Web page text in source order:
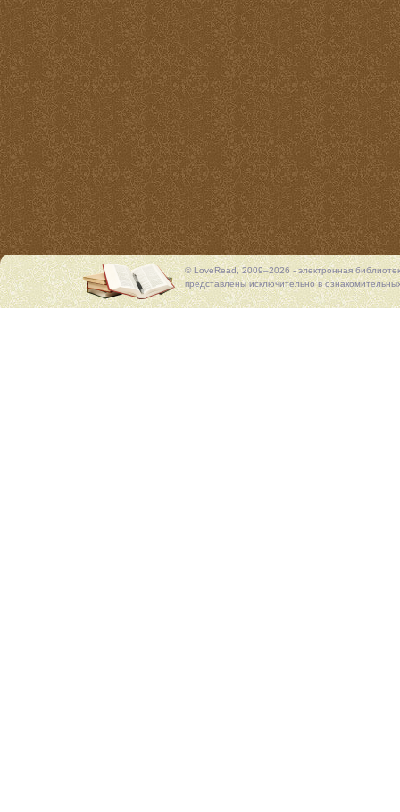
© LoveRead, 2009–2026 - электронная
представлены исключительно в